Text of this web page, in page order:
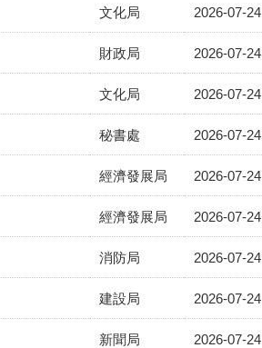
文化局 2026-07-24
財政局 2026-07-24
文化局 2026-07-24
秘書處 2026-07-24
經濟發展局 2026-07-24
經濟發展局 2026-07-24
消防局 2026-07-24
建設局 2026-07-24
新聞局 2026-07-24